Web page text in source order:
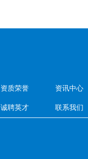
资质荣誉 资讯中心
诚聘英才 联系我们